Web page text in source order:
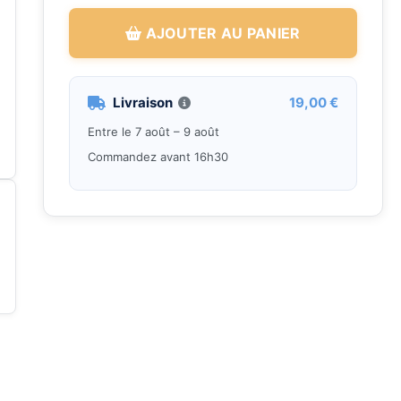
AJOUTER AU PANIER
Livraison 19,00 €
Entre le 7 août – 9 août
Commandez avant 16h30